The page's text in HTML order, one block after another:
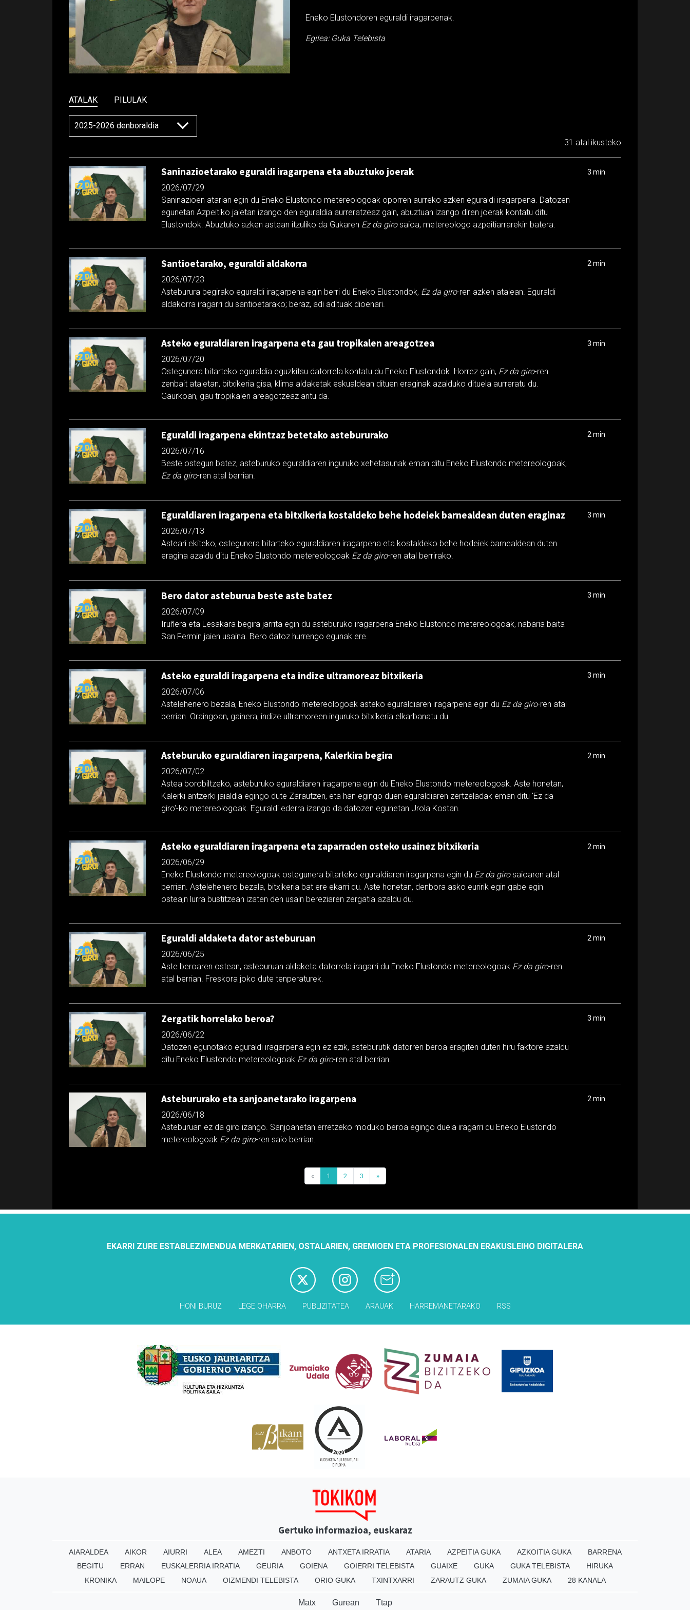
Eneko Elustondoren eguraldi iragarpenak.
Egilea: Guka Telebista
ATALAK PILULAK
31 atal ikusteko
Saninazioetarako eguraldi iragarpena eta abuztuko joerak
2026/07/29
Saninazioen atarian egin du Eneko Elustondo metereologoak oporren aurreko azken eguraldi iragarpena. Datozen
egunetan Azpeitiko jaietan izango den eguraldia aurreratzeaz gain, abuztuan izango diren joerak kontatu ditu
Elustondok. Abuztuko azken astean itzuliko da Gukaren Ez da girosaioa, metereologo azpeitiarrarekin batera.
3 min
Santioetarako, eguraldi aldakorra
2026/07/23
Asteburura begirako eguraldi iragarpena egin berri du Eneko Elustondok, Ez da giro-ren azken atalean. Eguraldi
aldakorra iragarri du santioetarako; beraz, adi adituak dioenari.
2 min
Asteko eguraldiaren iragarpena eta gau tropikalen areagotzea
2026/07/20
Ostegunera bitarteko eguraldia eguzkitsu datorrela kontatu du Eneko Elustondok. Horrez gain, Ez da giro-ren
zenbait ataletan, bitxikeria gisa, klima aldaketak eskualdean dituen eraginak azalduko dituela aurreratu du.
Gaurkoan, gau tropikalen areagotzeaz aritu da.
3 min
Eguraldi iragarpena ekintzaz betetako astebururako
2026/07/16
Beste ostegun batez, asteburuko eguraldiaren inguruko xehetasunak eman ditu Eneko Elustondo metereologoak,
Ez da giro-ren atal berrian.
2 min
Eguraldiaren iragarpena eta bitxikeria kostaldeko behe hodeiek barnealdean duten eraginaz
2026/07/13
Asteari ekiteko, ostegunera bitarteko eguraldiaren iragarpena eta kostaldeko behe hodeiek barnealdean duten
eragina azaldu ditu Eneko Elustondo metereologoak Ez da giro-ren atal berrirako.
3 min
Bero dator asteburua beste aste batez
2026/07/09
Iruñera eta Lesakara begira jarrita egin du asteburuko iragarpena Eneko Elustondo metereologoak, nabaria baita
San Fermin jaien usaina. Bero datoz hurrengo egunak ere.
3 min
Asteko eguraldi iragarpena eta indize ultramoreaz bitxikeria
2026/07/06
Astelehenero bezala, Eneko Elustondo metereologoak asteko eguraldiaren iragarpena egin du Ez da giro-ren atal
berrian. Oraingoan, gainera, indize ultramoreen inguruko bitxikeria elkarbanatu du.
3 min
Asteburuko eguraldiaren iragarpena, Kalerkira begira
2026/07/02
Astea borobiltzeko, asteburuko eguraldiaren iragarpena egin du Eneko Elustondo metereologoak. Aste honetan,
Kalerki antzerki jaialdia egingo dute Zarautzen, eta han egingo duen eguraldiaren zertzeladak eman ditu 'Ez da
giro'-ko metereologoak. Eguraldi ederra izango da datozen egunetan Urola Kostan.
2 min
Asteko eguraldiaren iragarpena eta zaparraden osteko usainez bitxikeria
2026/06/29
Eneko Elustondo metereologoak ostegunera bitarteko eguraldiaren iragarpena egin du Ez da girosaioaren atal
berrian. Astelehenero bezala, bitxikeria bat ere ekarri du. Aste honetan, denbora asko euririk egin gabe egin
ostea,n lurra bustitzean izaten den usain bereziaren zergatia azaldu du.
2 min
Eguraldi aldaketa dator asteburuan
2026/06/25
Aste beroaren ostean, asteburuan aldaketa datorrela iragarri du Eneko Elustondo metereologoak Ez da giro-ren
atal berrian. Freskora joko dute tenperaturek.
2 min
Zergatik horrelako beroa?
2026/06/22
Datozen egunotako eguraldi iragarpena egin ez ezik, asteburutik datorren beroa eragiten duten hiru faktore azaldu
ditu Eneko Elustondo metereologoak Ez da giro-ren atal berrian.
3 min
Astebururako eta sanjoanetarako iragarpena
2026/06/18
Asteburuan ez da giro izango. Sanjoanetan erretzeko moduko beroa egingo duela iragarri du Eneko Elustondo
metereologoak Ez da giro-ren saio berrian.
2 min
« 1 2 3 »
EKARRI ZURE ESTABLEZIMENDUA MERKATARIEN, OSTALARIEN, GREMIOEN ETA PROFESIONALEN ERAKUSLEIHO DIGITALERA
HONI BURUZ LEGE OHARRA PUBLIZITATEA ARAUAK HARREMANETARAKO RSS
Gertuko informazioa, euskaraz
AIARALDEA AIKOR AIURRI ALEA AMEZTI ANBOTO ANTXETA IRRATIA ATARIA AZPEITIA GUKA AZKOITIA GUKA
BARRENA
BEGITU
ERRAN EUSKALERRIA IRRATIA GEURIA GOIENA GOIERRI TELEBISTA GUAIXE GUKA GUKA TELEBISTA
HIRUKA
KRONIKA
MAILOPE NOAUA OIZMENDI TELEBISTA ORIO GUKA TXINTXARRI ZARAUTZ GUKA ZUMAIA GUKA 28 KANALA
Matx Gurean Ttap